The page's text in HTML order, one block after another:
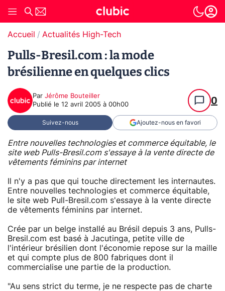
Accueil Actualités High-Tech
Pulls-Bresil.com : la mode
brésilienne en quelques clics
Par Jérôme Bouteiller
Publié le 12 avril 2005 à 00h00 0
Suivez-nous Ajoutez-nous en favori
Entre nouvelles technologies et commerce équitable, le
site web Pulls-Bresil.com s'essaye à la vente directe de
vêtements féminins par internet
Il n'y a pas que qui touche directement les internautes.
Entre nouvelles technologies et commerce équitable,
le site web Pull-Bresil.com s'essaye à la vente directe
de vêtements féminins par internet.
Crée par un belge installé au Brésil depuis 3 ans, Pulls-
Bresil.com est basé à Jacutinga, petite ville de
l'intérieur brésilien dont l'économie repose sur la maille
et qui compte plus de 800 fabriques dont il
commercialise une partie de la production.
"Au sens strict du terme, je ne respecte pas de charte